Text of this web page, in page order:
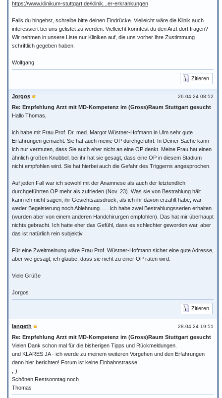
https://www.klinikum-stuttgart.de/klinik...er-erkrankungen
Falls du hingehst, schreibe bitte deinen Eindrücke. Vielleicht wäre die Klinik auch
interessiert bei uns gelistet zu werden. Vielleicht könntest du den Arzt dort fragen?
Wir nehmen in unsere Liste nur Kliniken auf, die uns vorher ihre Zustimmung
schriftlich gegeben haben.
Wolfgang
Zitieren
26.04.24 08:52
Jorgos
Re: Empfehlung Arzt mit MD-Kompetenz im (Gross)Raum Stuttgart gesucht
Hallo Thomas,
ich habe mit Frau Prof. Dr. med. Margot Wüstner-Hofmann in Ulm sehr gute
Erfahrungen gemacht. Sie hat auch meine OP durchgeführt. In Deiner Sache kann
ich nur vermuten, dass Sie auch eher nicht an eine OP denkt. Meine Frau hat einen
ähnlich großen Knubbel, bei ihr hat sie gesagt, dass eine OP in diesem Stadium
nicht empfohlen wird. Sie hat hierbei auch die Gefahr des Triggerns angesprochen.
Auf jeden Fall war ich sowohl mit der Anamnese als auch der letztendlich
durchgeführten OP mehr als zufrieden (Nov. 23). Was sie von Bestrahlung hält
kann ich nicht sagen, ihr Gesichtsausdruck, als ich ihr davon erzählt habe, war
weder Begeisterung noch Ablehnung….. Ich habe zwei Bestrahlungsserien erhalten
(wurden aber von einem anderen Handchirurgen empfohlen). Das hat mir überhaupt
nichts gebracht. Ich hatte eher das Gefühl, dass es schlechter geworden war, aber
das ist natürlich rein subjektiv.
Für eine Zweitmeinung wäre Frau Prof. Wüstner-Hofmann sicher eine gute Adresse,
aber wie gesagt, ich glaube, dass sie nicht zu einer OP raten wird.
Viele Grüße
Jorgos
Zitieren
28.04.24 19:51
langeth
Re: Empfehlung Arzt mit MD-Kompetenz im (Gross)Raum Stuttgart gesucht
Vielen Dank schon mal für die bisherigen Tipps und Rückmeldungen.
und KLARES JA - ich werde zu meinem weiteren Vorgehen und den Erfahrungen
dann hier berichten! Forum ist keine Einbahnstrasse!
;-)
Schönen Restsonntag noch
Thomas